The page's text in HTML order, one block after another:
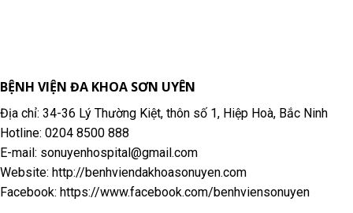
BỆNH VIỆN ĐA KHOA SƠN UYÊN
Địa chỉ: 34-36 Lý Thường Kiệt, thôn số 1, Hiệp Hoà, Bắc Ninh
Hotline: 0204 8500 888
E-mail: sonuyenhospital@gmail.com
Website: http://benhviendakhoasonuyen.com
Facebook: https://www.facebook.com/benhviensonuyen